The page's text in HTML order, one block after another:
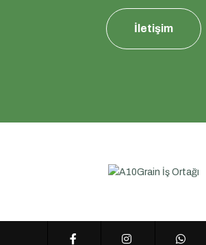
İletişim